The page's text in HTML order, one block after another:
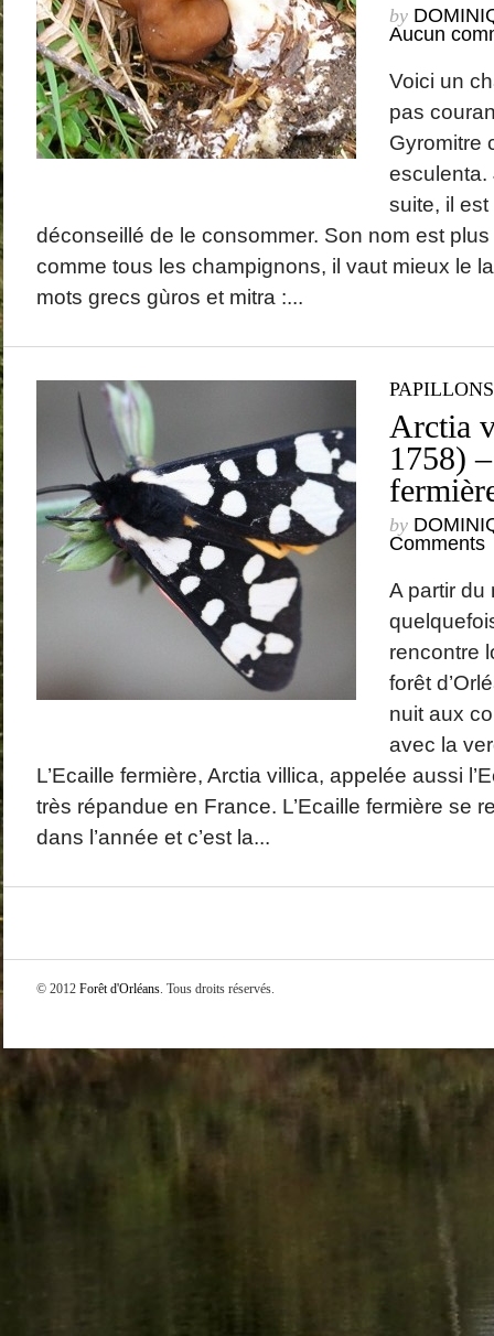
by
Aucun
Voici un
pas
Gyromitre
esculenta.
suite, il
déconseillé de le consommer. Son nom est
comme tous les champignons, il vaut mieux le
mots grecs gùros et mitra :...
PAPILLONS
Arctia
1758)
by
Comments
A partir du
rencontre
forêt
nuit aux
avec la
L’Ecaille fermière, Arctia villica, appelée aussi
très répandue en France. L’Ecaille fermière se
dans l’année et c’est la...
© 2012 Forêt d'Orléans. Tous droits réservés.